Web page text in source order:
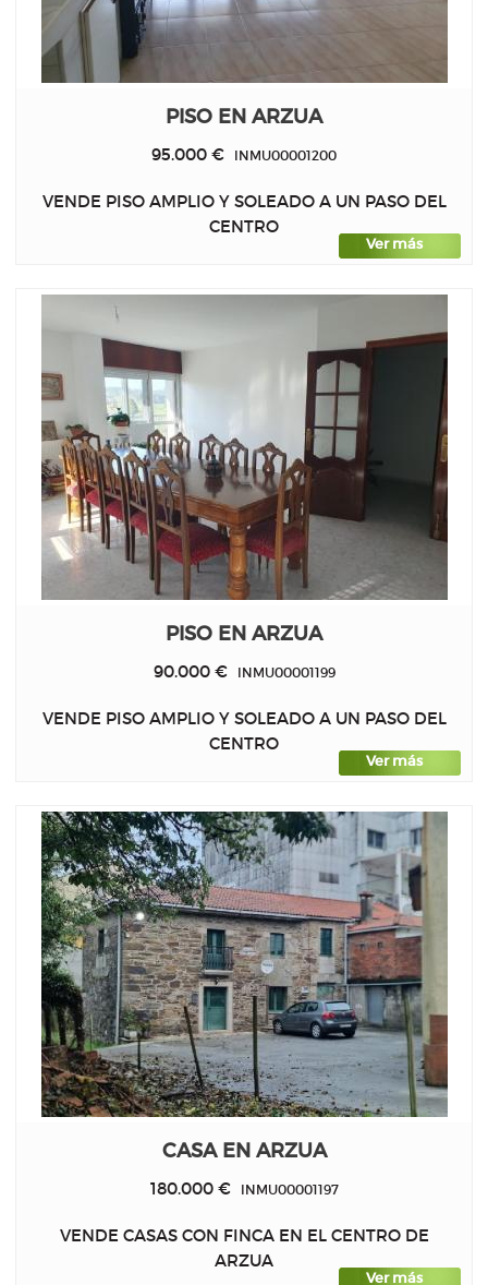
PISO EN ARZUA
95.000 € INMU00001200
VENDE PISO AMPLIO Y SOLEADO A UN PASO DEL
CENTRO
Ver más
PISO EN ARZUA
90.000 €INMU00001199
VENDE PISO AMPLIO Y SOLEADO A UN PASO DEL
CENTRO
Ver más
CASA EN ARZUA
180.000 €INMU00001197
VENDE CASAS CON FINCA EN EL CENTRO DE
ARZUA
Ver más